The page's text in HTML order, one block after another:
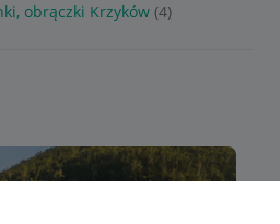
obrączki Krzyków (4)